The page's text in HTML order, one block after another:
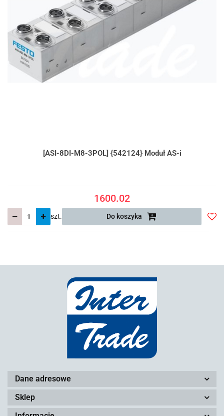
[ASI-8DI-M8-3POL] {542124} Moduł AS-i
1600.02
szt. Do koszyka
Dane adresowe
Sklep